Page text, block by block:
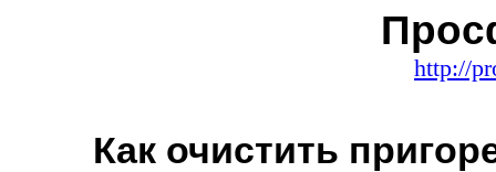
http://
Как очистить